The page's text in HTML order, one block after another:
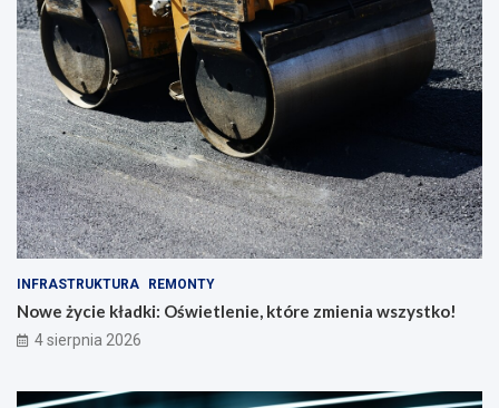
INFRASTRUKTURA REMONTY
Nowe życie kładki: Oświetlenie, które zmienia wszystko!
4 sierpnia 2026